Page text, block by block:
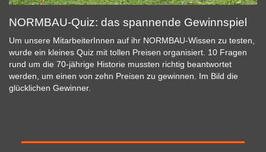
Leckeres Streetfood für den (großen) Hunger
Burger und Pommes - was braucht man mehr? In
Zusammenarbeit mit der "Burgerwerkstatt - Der Fuchs geht rum"
aus Willstätt konnten alle hungrigen MitarbeiterInnen mit
verschiedenen Burgervariationen versorgt werden. Leckeres
Dessert zum Abschluss gab es natürlich auch.